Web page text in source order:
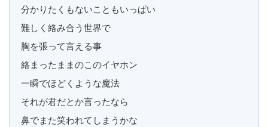
分かりたくもないこともいっぱい
難しく絡み合う世界で
胸を張って言える事
絡まったままのこのイヤホン
一瞬でほどくような魔法
それが君だとか言ったなら
鼻でまた笑われてしまうかな